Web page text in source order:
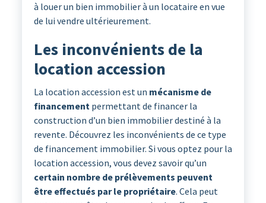
à louer un bien immobilier à un locataire en vue
de lui vendre ultérieurement.
Les inconvénients de la
location accession
La location accession est un mécanisme de
financementpermettant de financer la
construction d’un bien immobilier destiné à la
revente. Découvrez les inconvénients de ce type
de financement immobilier. Si vous optez pour la
location accession, vous devez savoir qu’un
certain nombre de prélèvements peuvent
être effectués par le propriétaire. Cela peut